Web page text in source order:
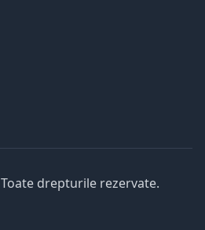
Toate drepturile rezervate.